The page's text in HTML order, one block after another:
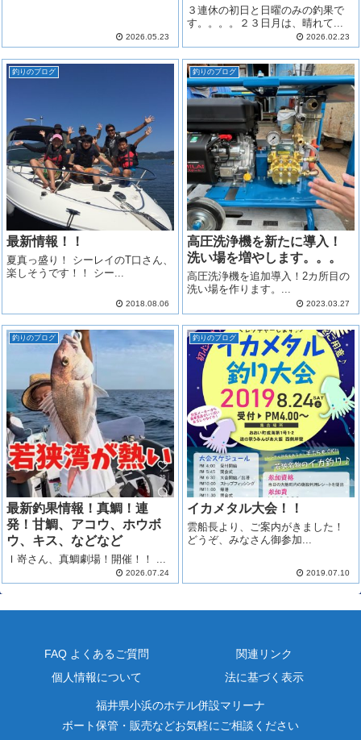
2026.05.23
３連休の初日と日曜のみの釣果で
す。。。。２３日月は、晴れて...
2026.02.23
釣りのブログ
最新情報！！
夏真っ盛り！ シーレイのT口さん、
楽しそうです！！ シー...
2018.08.06
釣りのブログ
高圧洗浄機を新たに導入！
洗い場を増やします。。。
高圧洗浄機を追加導入！2カ所目の
洗い場を作ります。...
2023.03.27
釣りのブログ
最新釣果情報！真鯛！連
発！甘鯛、アコウ、ホウボ
ウ、キス、などなど
2026.07.24
釣りのブログ
イカメタル大会！！
雲船長より、ご案内がきました！
どうぞ、みなさん御参加...
2019.07.10
FAQ よくあるご質問
関連リンク
個人情報について
法に基づく表示
福井県小浜のホテル併設マリーナ
ボート保管・販売などお気軽にご相談ください